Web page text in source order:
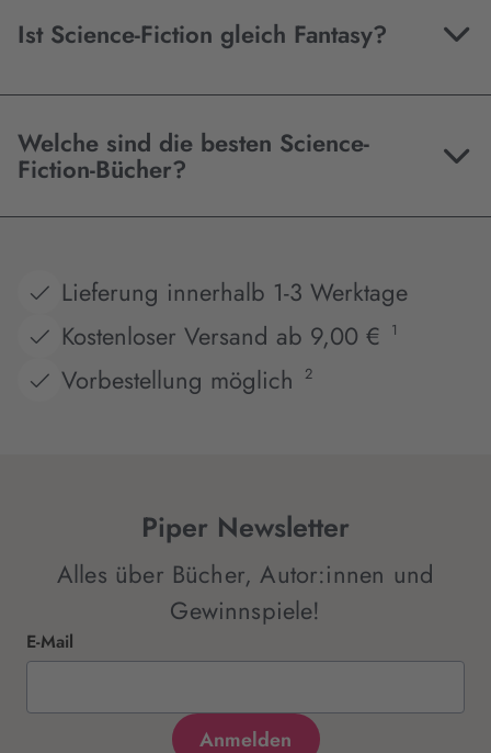
Ist Science-Fiction gleich Fantasy?
Welche sind die besten Science-
Fiction-Bücher?
Lieferung innerhalb 1-3 Werktage
Kostenloser Versand ab 9,00 €
1
Vorbestellung möglich 2
Piper Newsletter
Alles über Bücher, Autor:innen und
Gewinnspiele!
E-Mail